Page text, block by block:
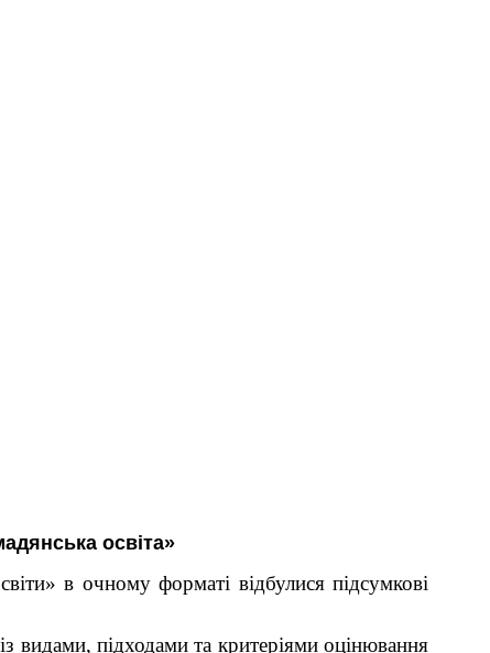
освіта»
в очному форматі відбулися підсумкові
видами, підходами та критеріями оцінювання